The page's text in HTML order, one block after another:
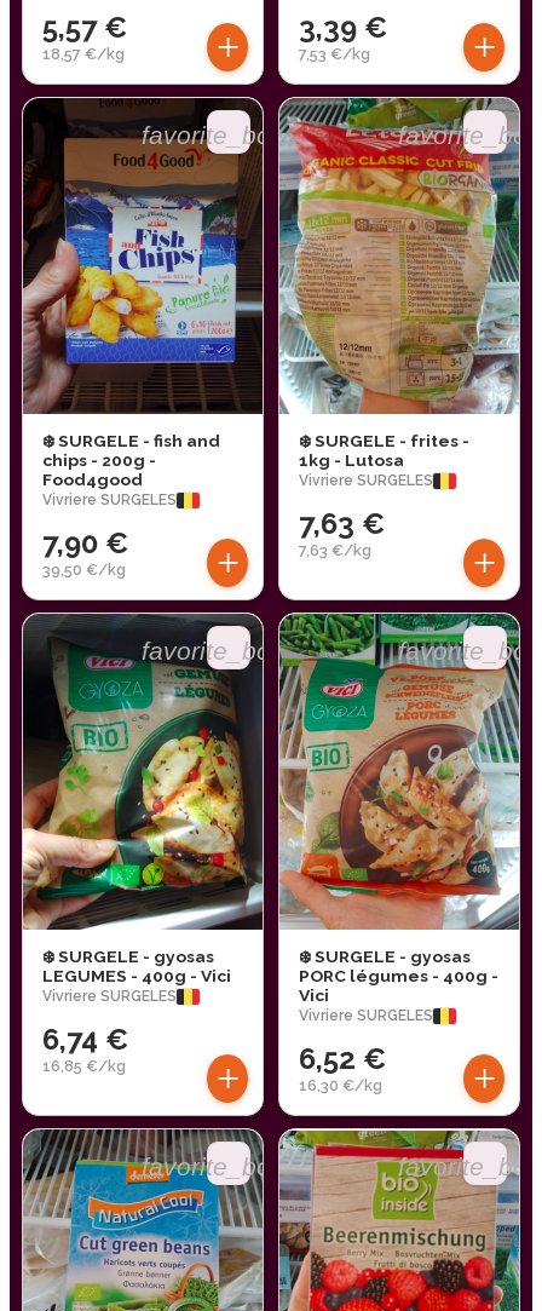
5,57 €
18,57 €/kg + 3,39 €
7,53 €/kg +
favorite_border
❄️ SURGELE - fish and
chips - 200g -
Food4good
Vivriere SURGELES
7,90 €
39,50 €/kg +
❄️ SURGELE - frites -
1kg - Lutosa
Vivriere SURGELES
7,63 €
7,63 €/kg +
favorite_border
❄️ SURGELE - gyosas
LEGUMES - 400g - Vici
Vivriere SURGELES
6,74 €
16,85 €/kg +
❄️ SURGELE - gyosas
PORC légumes - 400g -
Vici
Vivriere SURGELES
6,52 €
16,30 €/kg +
favorite_border